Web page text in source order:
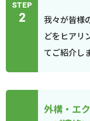
STEP
2
我々が皆様
どをヒアリ
てご紹介し
外構・エ